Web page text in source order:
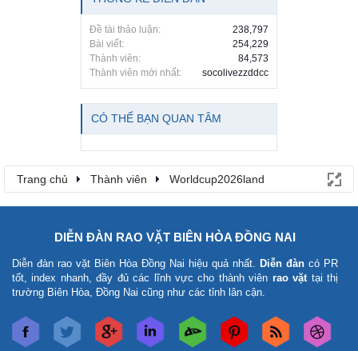
Đề tài thảo luận:
238,797
Bài viết:
254,229
Thành viên:
84,573
Thành viên mới nhất:
socolivezzddcc
CÓ THỂ BẠN QUAN TÂM
Trang chủ Thành viên Worldcup2026land
DIỄN ĐÀN RAO VẶT BIÊN HÒA ĐỒNG NAI
Diễn đàn rao vặt Biên Hòa Đồng Nai hiệu quả nhất. Diễn đàn có PR
tốt, index nhanh, đầy đủ các lĩnh vực cho thành viên rao vặttại thị
trường Biên Hòa, Đồng Nai cũng như các tỉnh lân cận.